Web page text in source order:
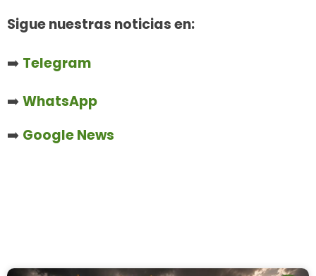
Sigue nuestras noticias en:
➡️ Telegram
➡️WhatsApp
➡️ Google News